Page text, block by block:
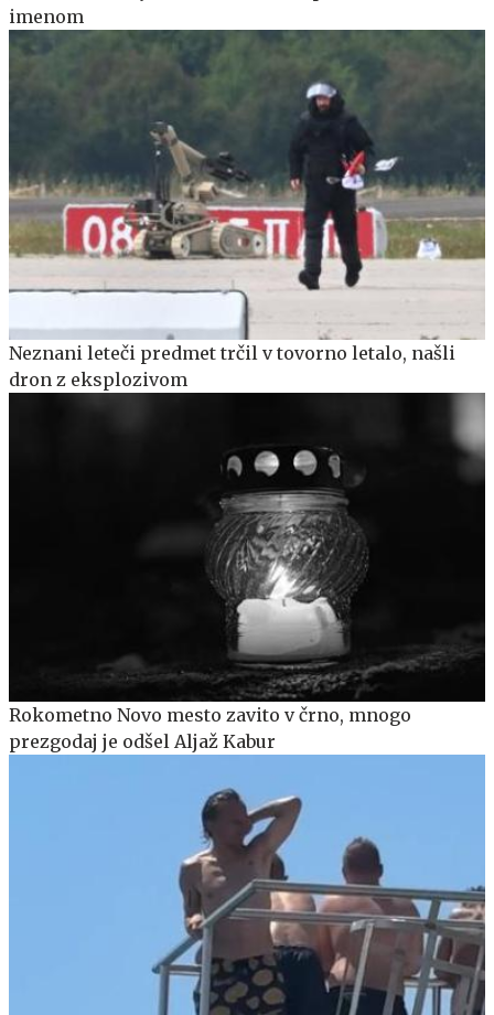
imenom
Neznani leteči predmet trčil v tovorno letalo, našli
dron z eksplozivom
Rokometno Novo mesto zavito v črno, mnogo
prezgodaj je odšel Aljaž Kabur